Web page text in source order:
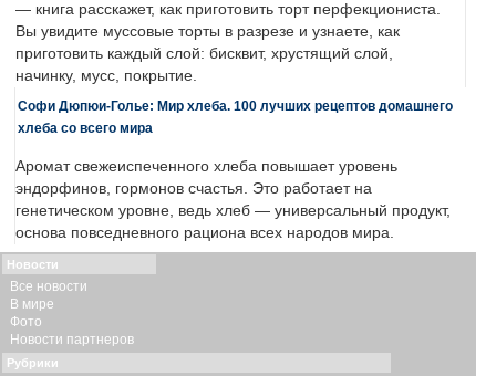
— книга расскажет, как приготовить торт перфекциониста.
Вы увидите муссовые торты в разрезе и узнаете, как
приготовить каждый слой: бисквит, хрустящий слой,
начинку, мусс, покрытие.
Софи Дюпюи-Голье: Мир хлеба. 100 лучших рецептов домашнего
хлеба со всего мира
Аромат свежеиспеченного хлеба повышает уровень
эндорфинов, гормонов счастья. Это работает на
генетическом уровне, ведь хлеб — универсальный продукт,
основа повседневного рациона всех народов мира.
Новости
Все новости
В мире
Фото
Новости партнеров
Рубрики